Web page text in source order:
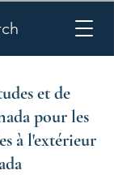
et de
pour les
à l'extérieur